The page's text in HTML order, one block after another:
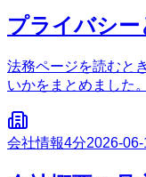
プライバシ
法務ページを読むと
いかをまとめました。
会社情報4分2026-